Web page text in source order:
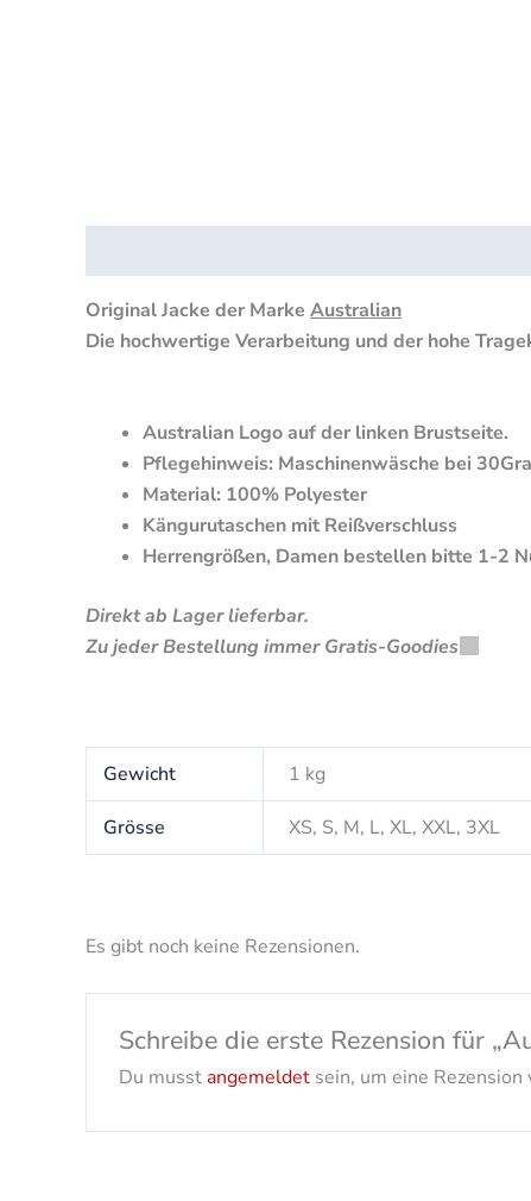
Original Jacke der Marke Australian
Die hochwertige Verarbeitung und der hohe
Australian Logo auf der linken Brustseite.
Pflegehinweis: Maschinenwäsche bei
Material: 100% Polyester
Kängurutaschen mit Reißverschluss
Herrengrößen, Damen bestellen bitte 1-2
Direkt ab Lager lieferbar.
Zu jeder Bestellung immer Gratis-Goodies
Gewicht 1 kg
Grösse XS, S, M, L, XL, XXL, 3XL
Es gibt noch keine Rezensionen.
Schreibe die erste Rezension für
Du musstangemeldetsein, um eine Rezension